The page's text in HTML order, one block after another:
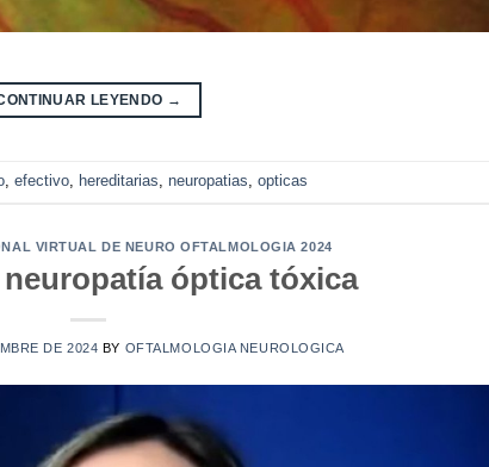
LEYENDO →
efectivo hereditarias neuropatias opticas
VIRTUAL DE NEURO OFTALMOLOGIA 2024
óptica tóxica
DE 2024 BY OFTALMOLOGIA NEUROLOGICA